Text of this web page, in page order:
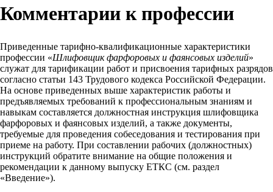
Комментарии к профессии
Приведенные тарифно-квалификационные характеристики
профессии «Шлифовщик фарфоровых и фаянсовых изделий»
служат для тарификации работ и присвоения тарифных разрядов
согласно статьи 143 Трудового кодекса Российской Федерации.
На основе приведенных выше характеристик работы и
предъявляемых требований к профессиональным знаниям и
навыкам составляется должностная инструкция шлифовщика
фарфоровых и фаянсовых изделий, а также документы,
требуемые для проведения собеседования и тестирования при
приеме на работу. При составлении рабочих (должностных)
инструкций обратите внимание на общие положения и
рекомендации к данному выпуску ЕТКС (см. раздел
«Введение»).